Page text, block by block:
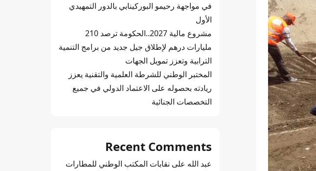
في مواجهة رحيمو البوركينابي بالدور التمهيدي
الأول
مشروع مالية 2027..الحكومة ترصد 210
مليارات درهم لإطلاق جيل جديد من برامج التنمية
الترابية وتعزز تمويل الجهات
المختبر الوطني للشرطة العلمية والتقنية يعزز
ريادته بحصوله على الاعتماد الدولي في جميع
التخصصات الجنائية
Recent Comments
عبد الله على نقابات المكتب الوطني للمطارات